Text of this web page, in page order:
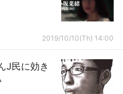
2019/10/10(Th) 14:00
J民に効き